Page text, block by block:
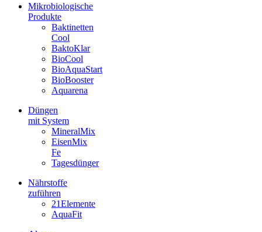
Mikrobiologische
Produkte
Baktinetten
Cool
BaktoKlar
BioCool
BioAquaStart
BioBooster
Aquarena
Düngen
mit System
MineralMix
EisenMix
Fe
Tagesdünger
Nährstoffe
zuführen
21Elemente
AquaFit